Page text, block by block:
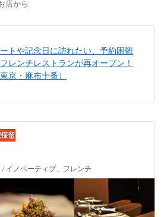
店から
トや記念日に訪れたい、予約困難
レンチレストランが再オープン！
東京・麻布十番）
イノベーティブ、フレンチ